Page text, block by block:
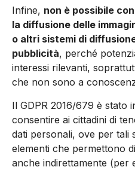
Infine, non è possibile
la dif­fusione delle
o altri sistemi di
pubblicità, per­ché
interessi rilevanti,
che non sono a
Il GDPR 2016/679 è stato
consen­tire ai cittadini di
dati per­sonali, ove per tali
elementi che permettono
anche indiretta­mente (per